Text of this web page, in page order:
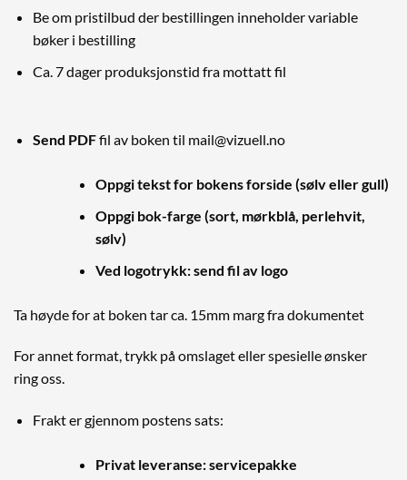
Be om pristilbud der bestillingen inneholder variable
bøker i bestilling
Ca. 7 dager produksjonstid fra mottatt fil
Send PDFfil av boken til mail@vizuell.no
Oppgi tekst for bokens forside (sølv eller gull)
Oppgi bok-farge (sort, mørkblå, perlehvit,
sølv)
Ved logotrykk: send fil av logo
Ta høyde for at boken tar ca. 15mm marg fra dokumentet
For annet format, trykk på omslaget eller spesielle ønsker
ring oss.
Frakt er gjennom postens sats:
Privat leveranse: servicepakke